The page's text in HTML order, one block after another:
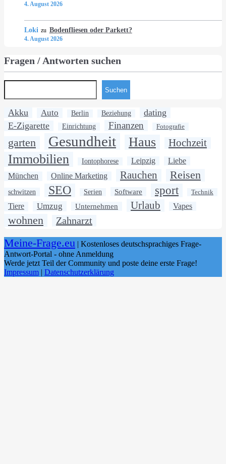
4. August 2026
Loki zu Bodenfliesen oder Parkett?
4. August 2026
Fragen / Antworten suchen
Suchen
Akku Auto Berlin Beziehung
dating
E-Zigarette
Einrichtung Finanzen Fotografie
garten Gesundheit Haus Hochzeit
Immobilien Iontophorese Leipzig Liebe
München Online Marketing Rauchen Reisen
schwitzen SEO Serien Software sport Technik
Tiere Umzug Unternehmen Urlaub Vapes
wohnen Zahnarzt
Meine-Frage.eu | Kostenloses deutschsprachiges Frage-
Antwort-Portal - ohne Anmeldung
Werde jetzt Teil der Community und poste deine erste Frage!
Impressum
Datenschutzerklärung